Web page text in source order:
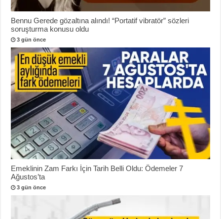
Bennu Gerede gözaltına alındı! “Portatif vibratör” sözleri
soruşturma konusu oldu
3 gün önce
Emeklinin Zam Farkı İçin Tarih Belli Oldu: Ödemeler 7
Ağustos’ta
3 gün önce